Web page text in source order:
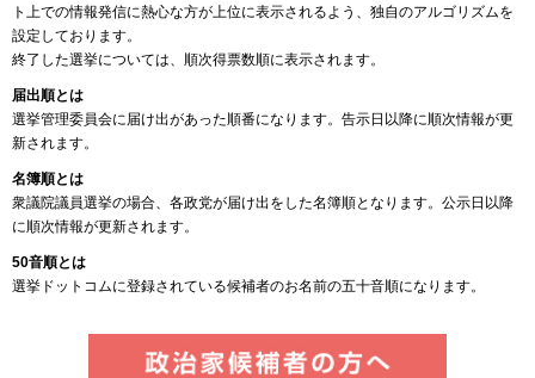
ト上での情報発信に熱心な方が上位に表示されるよう、独自のアルゴリズムを
設定しております。
終了した選挙については、順次得票数順に表示されます。
届出順とは
選挙管理委員会に届け出があった順番になります。告示日以降に順次情報が更
新されます。
名簿順とは
衆議院議員選挙の場合、各政党が届け出をした名簿順となります。公示日以降
に順次情報が更新されます。
50音順とは
選挙ドットコムに登録されている候補者のお名前の五十音順になります。